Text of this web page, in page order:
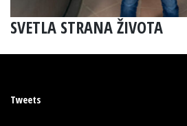
SVETLA STRANA ŽIVOTA
Tweets